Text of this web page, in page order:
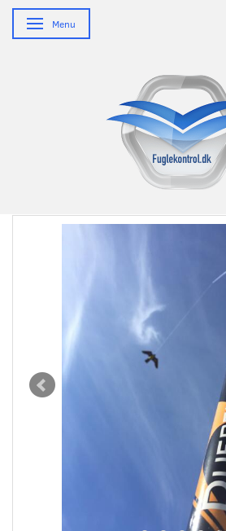
Skifte navigation
Menu